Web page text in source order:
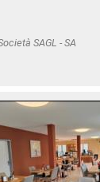
SAGL - SA